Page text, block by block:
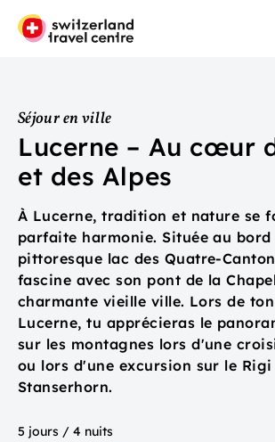
Séjour en ville
Lucerne – Au cœur
et des Alpes
À Lucerne, tradition et nature se
parfaite harmonie. Située au bord
pittoresque lac des Quatre-
fascine avec son pont de la
charmante vieille ville. Lors de
Lucerne, tu apprécieras le
sur les montagnes lors d'une
ou lors d'une excursion sur le Rigi
Stanserhorn.
5 jours / 4 nuits